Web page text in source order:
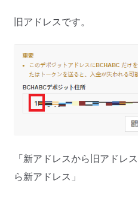
旧アドレスです。
「新アドレスから旧アドレ
ら新アドレス」